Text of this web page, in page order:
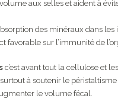
aux selles et aident à
des minéraux dans les
favorable sur l’immunité de
c’est avant tout la cellulose et
à soutenir le
le volume fécal.